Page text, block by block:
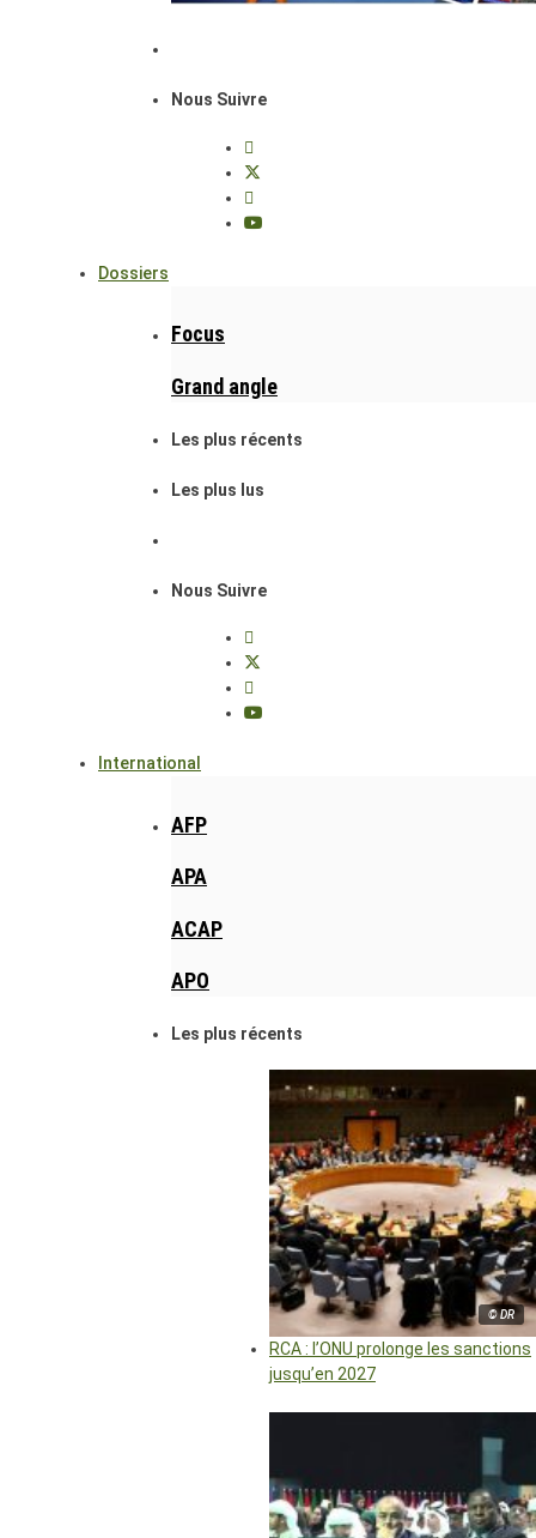
Nous Suivre
Dossiers
Focus
Grand angle
Les plus récents
Les plus lus
Nous Suivre
International
AFP
APA
ACAP
APO
Les plus récents
© DR
RCA : l’ONU prolonge les sanctions
jusqu’en 2027